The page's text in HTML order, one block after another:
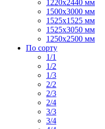
1220х2440 мм
1500х3000 мм
1525x1525 мм
1525х3050 мм
1250х2500 мм
По сорту
1/1
1/2
1/3
2/2
2/3
2/4
3/3
3/4